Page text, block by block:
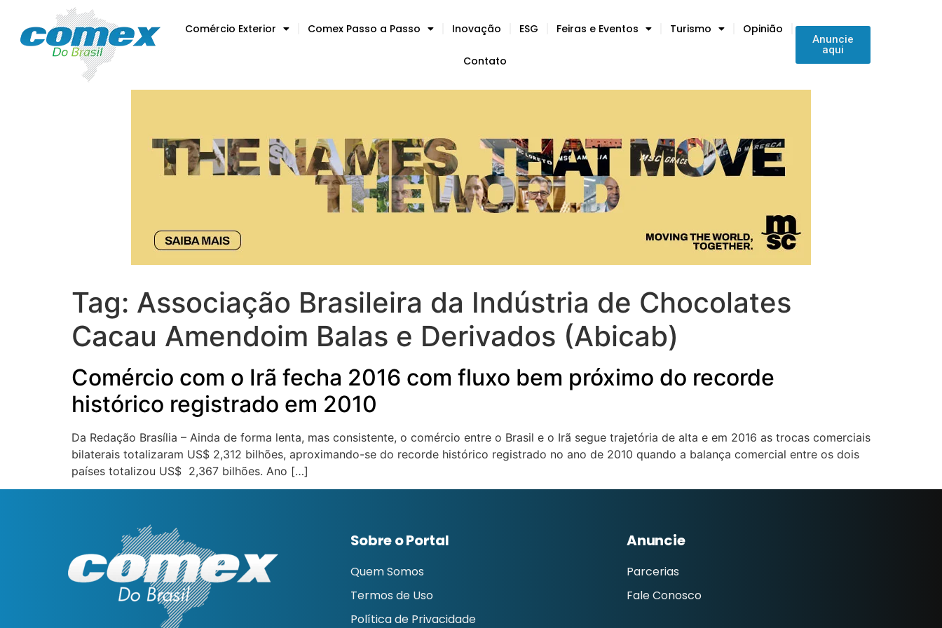
Comércio Exterior Comex Passo a Passo Inovação ESG Feiras e Eventos Turismo Opinião
Contato
Anuncie
aqui
Tag: Associação Brasileira da Indústria de Chocolates
Cacau Amendoim Balas e Derivados (Abicab)
Comércio com o Irã fecha 2016 com fluxo bem próximo do recorde
histórico registrado em 2010
Da Redação Brasília – Ainda de forma lenta, mas consistente, o comércio entre o Brasil e o Irã segue trajetória de alta e em 2016 as trocas comerciais
bilaterais totalizaram US$ 2,312 bilhões, aproximando-se do recorde histórico registrado no ano de 2010 quando a balança comercial entre os dois
países totalizou US$ 2,367 bilhões. Ano […]
Sobre o Portal
Quem Somos
Termos de Uso
Política de Privacidade
Anuncie
Parcerias
Fale Conosco